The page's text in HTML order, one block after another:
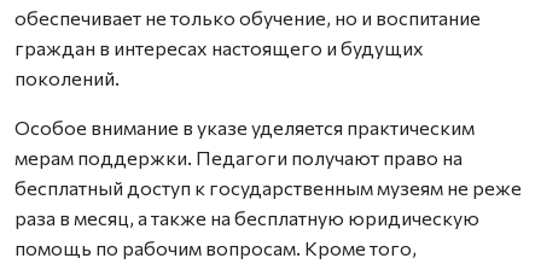
обеспечивает не только обучение, но и воспитание
граждан в интересах настоящего и будущих
поколений.
Особое внимание в указе уделяется практическим
мерам поддержки. Педагоги получают право на
бесплатный доступ к государственным музеям не реже
раза в месяц, а также на бесплатную юридическую
помощь по рабочим вопросам. Кроме того,